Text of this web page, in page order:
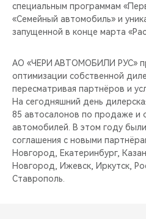
специальным программам
«Семейный автомобиль» и
запущенной в конце марта
АО «ЧЕРИ АВТОМОБИЛИ РУС»
оптимизации собственной
пересматривая партнёров и
На сегодняшний день
85 автосалонов по продаже и
автомобилей. В этом году
соглашения с новыми
Новгород, Екатеринбург,
Новгород, Ижевск, Иркутск,
Ставрополь.